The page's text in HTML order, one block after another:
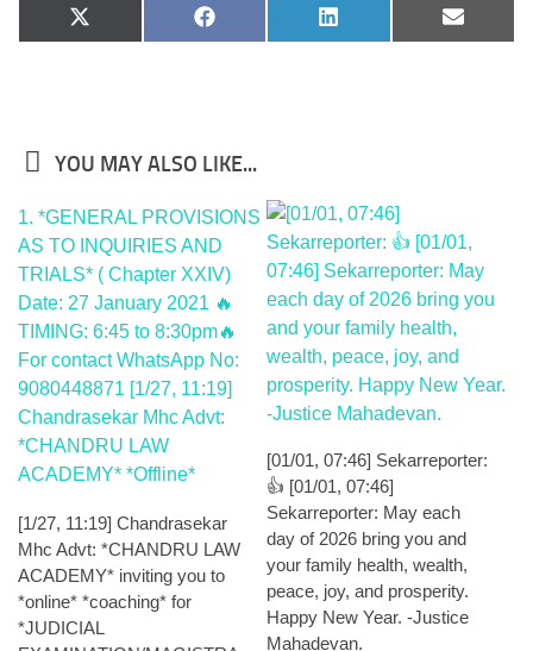
Share
on
X
(Twitter)
Share
on
Facebook
Share
on
LinkedIn
Share
on
Email
YOU MAY ALSO LIKE...
[1/27, 11:19] Chandrasekar
Mhc Advt: *CHANDRU LAW
ACADEMY* inviting you to
*online* *coaching* for
*JUDICIAL
[01/01, 07:46] Sekarreporter:
👍 [01/01, 07:46]
Sekarreporter: May each
day of 2026 bring you and
your family health, wealth,
peace, joy, and prosperity.
Happy New Year. -Justice
Mahadevan.